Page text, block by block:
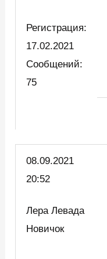
Регистрация:
17.02.2021
Сообщений:
75
08.09.2021
20:52
Лера Левада
Новичок